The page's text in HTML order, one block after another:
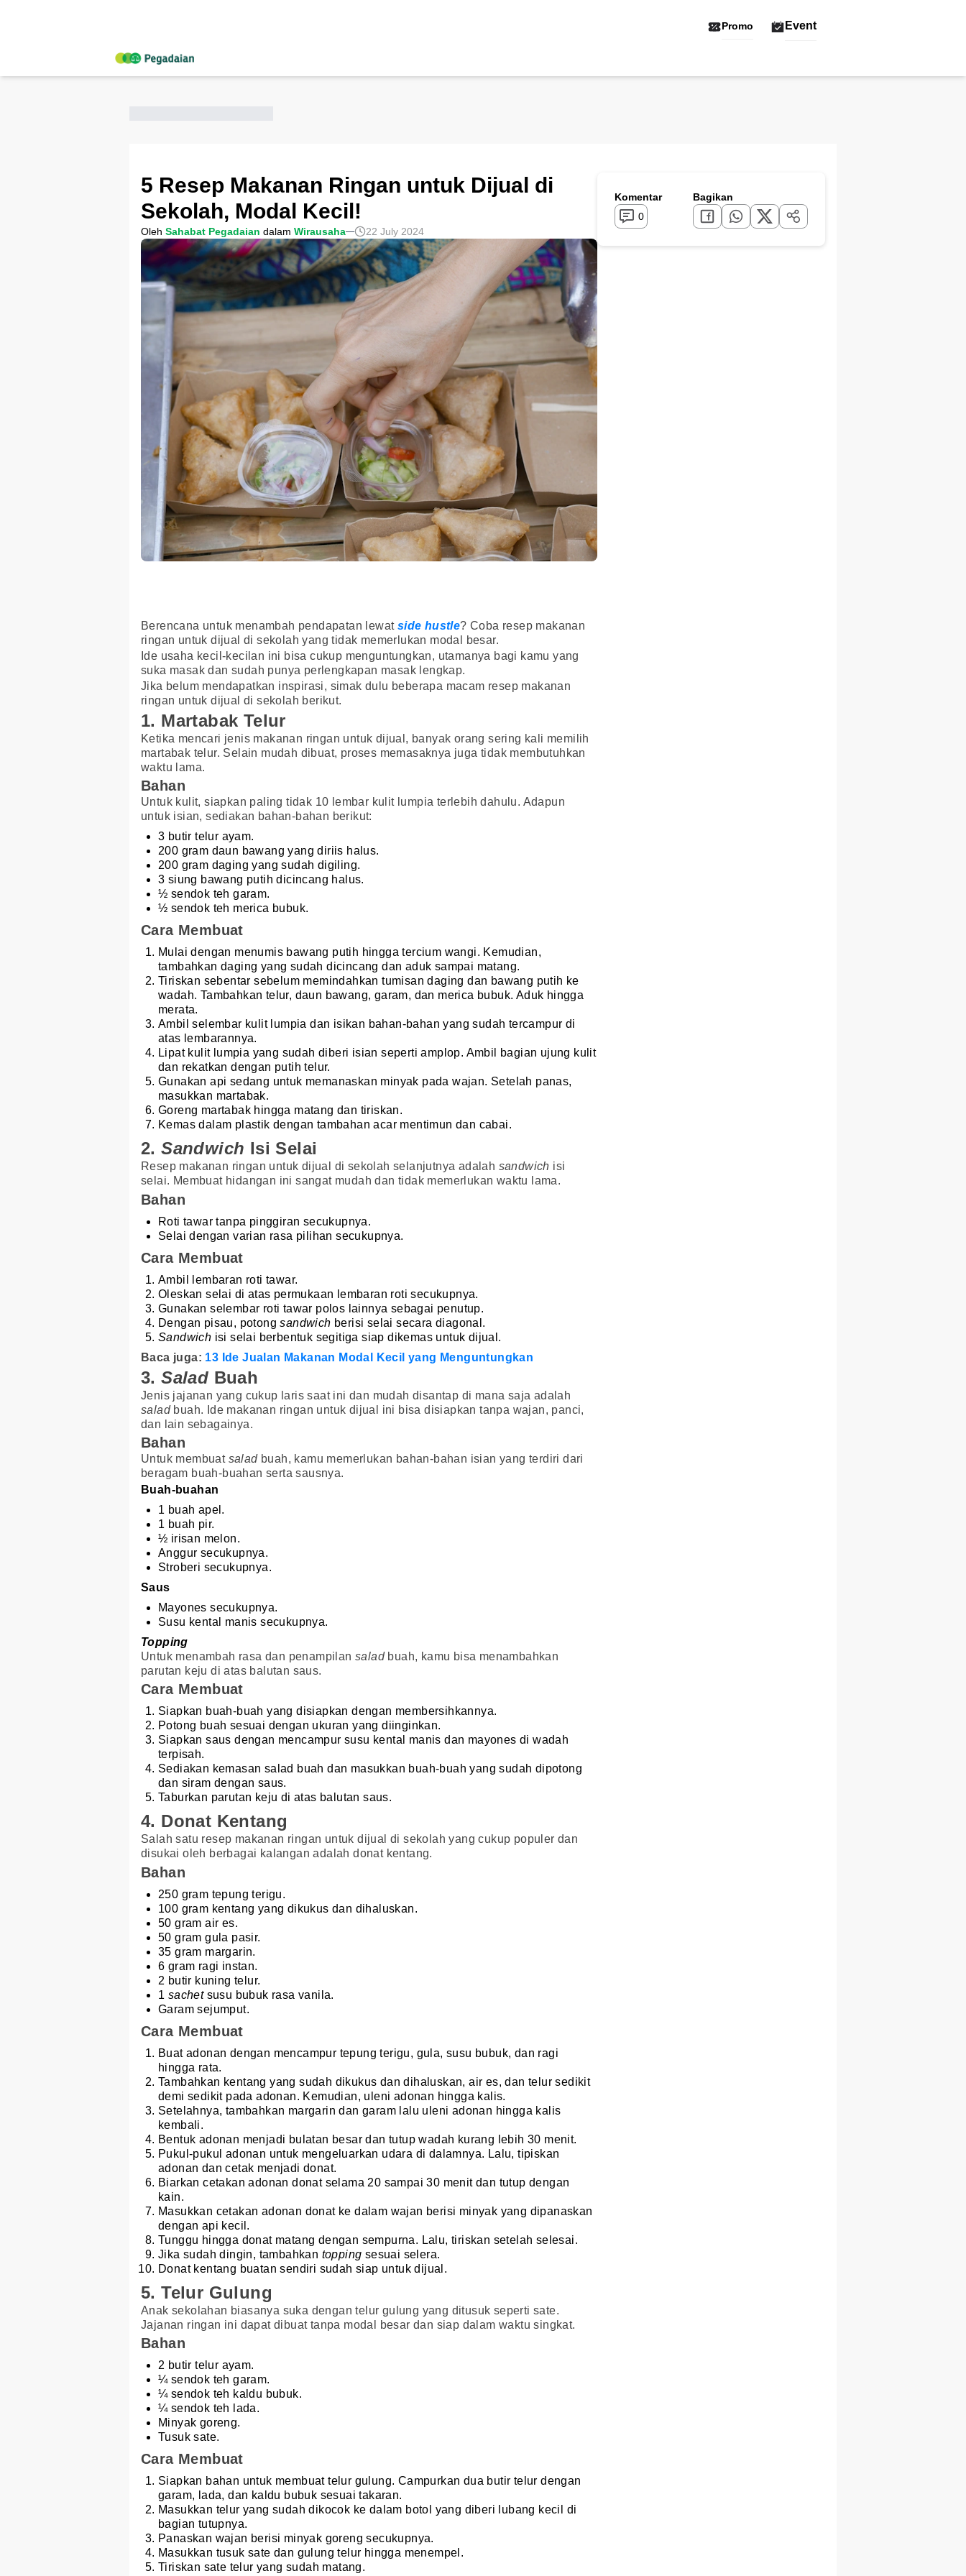
Promo Event
5 Resep Makanan Ringan untuk Dijual di
Sekolah, Modal Kecil!
Oleh Sahabat Pegadaian dalam Wirausaha 22 July 2024
Berencana untuk menambah pendapatan lewat side hustle? Coba resep makanan
ringan untuk dijual di sekolah yang tidak memerlukan modal besar.
Ide usaha kecil-kecilan ini bisa cukup menguntungkan, utamanya bagi kamu yang
suka masak dan sudah punya perlengkapan masak lengkap.
Jika belum mendapatkan inspirasi, simak dulu beberapa macam resep makanan
ringan untuk dijual di sekolah berikut.
1. Martabak Telur
Ketika mencari jenis makanan ringan untuk dijual, banyak orang sering kali memilih
martabak telur. Selain mudah dibuat, proses memasaknya juga tidak membutuhkan
waktu lama.
Bahan
Untuk kulit, siapkan paling tidak 10 lembar kulit lumpia terlebih dahulu. Adapun
untuk isian, sediakan bahan-bahan berikut:
3 butir telur ayam.
200 gram daun bawang yang diriis halus.
200 gram daging yang sudah digiling.
3 siung bawang putih dicincang halus.
½ sendok teh garam.
½ sendok teh merica bubuk.
Cara Membuat
Mulai dengan menumis bawang putih hingga tercium wangi. Kemudian,
tambahkan daging yang sudah dicincang dan aduk sampai matang.
Tiriskan sebentar sebelum memindahkan tumisan daging dan bawang putih ke
wadah. Tambahkan telur, daun bawang, garam, dan merica bubuk. Aduk hingga
merata.
Ambil selembar kulit lumpia dan isikan bahan-bahan yang sudah tercampur di
atas lembarannya.
Lipat kulit lumpia yang sudah diberi isian seperti amplop. Ambil bagian ujung kulit
dan rekatkan dengan putih telur.
Gunakan api sedang untuk memanaskan minyak pada wajan. Setelah panas,
masukkan martabak.
Goreng martabak hingga matang dan tiriskan.
Kemas dalam plastik dengan tambahan acar mentimun dan cabai.
2.Sandwich Isi Selai
Resep makanan ringan untuk dijual di sekolah selanjutnya adalah sandwich isi
selai. Membuat hidangan ini sangat mudah dan tidak memerlukan waktu lama.
Bahan
Roti tawar tanpa pinggiran secukupnya.
Selai dengan varian rasa pilihan secukupnya.
Cara Membuat
Ambil lembaran roti tawar.
Oleskan selai di atas permukaan lembaran roti secukupnya.
Gunakan selembar roti tawar polos lainnya sebagai penutup.
Dengan pisau, potongsandwich berisi selai secara diagonal.
Sandwich isi selai berbentuk segitiga siap dikemas untuk dijual.
Baca juga: 13 Ide Jualan Makanan Modal Kecil yang Menguntungkan
3.Salad Buah
Jenis jajanan yang cukup laris saat ini dan mudah disantap di mana saja adalah
saladbuah. Ide makanan ringan untuk dijual ini bisa disiapkan tanpa wajan, panci,
dan lain sebagainya.
Bahan
Untuk membuat saladbuah, kamu memerlukan bahan-bahan isian yang terdiri dari
beragam buah-buahan serta sausnya.
Buah-buahan
1 buah apel.
1 buah pir.
½ irisan melon.
Anggur secukupnya.
Stroberi secukupnya.
Saus
Mayones secukupnya.
Susu kental manis secukupnya.
Topping
Untuk menambah rasa dan penampilan saladbuah, kamu bisa menambahkan
parutan keju di atas balutan saus.
Cara Membuat
Siapkan buah-buah yang disiapkan dengan membersihkannya.
Potong buah sesuai dengan ukuran yang diinginkan.
Siapkan saus dengan mencampur susu kental manis dan mayones di wadah
terpisah.
Sediakan kemasan salad buah dan masukkan buah-buah yang sudah dipotong
dan siram dengan saus.
Taburkan parutan keju di atas balutan saus.
4. Donat Kentang
Salah satu resep makanan ringan untuk dijual di sekolah yang cukup populer dan
disukai oleh berbagai kalangan adalah donat kentang.
Bahan
250 gram tepung terigu.
100 gram kentang yang dikukus dan dihaluskan.
50 gram air es.
50 gram gula pasir.
35 gram margarin.
6 gram ragi instan.
2 butir kuning telur.
1 sachetsusu bubuk rasa vanila.
Garam sejumput.
Cara Membuat
Buat adonan dengan mencampur tepung terigu, gula, susu bubuk, dan ragi
hingga rata.
Tambahkan kentang yang sudah dikukus dan dihaluskan, air es, dan telur sedikit
demi sedikit pada adonan. Kemudian, uleni adonan hingga kalis.
Setelahnya, tambahkan margarin dan garam lalu uleni adonan hingga kalis
kembali.
Bentuk adonan menjadi bulatan besar dan tutup wadah kurang lebih 30 menit.
Pukul-pukul adonan untuk mengeluarkan udara di dalamnya. Lalu, tipiskan
adonan dan cetak menjadi donat.
Biarkan cetakan adonan donat selama 20 sampai 30 menit dan tutup dengan
kain.
Masukkan cetakan adonan donat ke dalam wajan berisi minyak yang dipanaskan
dengan api kecil.
Tunggu hingga donat matang dengan sempurna. Lalu, tiriskan setelah selesai.
Jika sudah dingin, tambahkan topping sesuai selera.
Donat kentang buatan sendiri sudah siap untuk dijual.
5. Telur Gulung
Anak sekolahan biasanya suka dengan telur gulung yang ditusuk seperti sate.
Jajanan ringan ini dapat dibuat tanpa modal besar dan siap dalam waktu singkat.
Bahan
2 butir telur ayam.
¼ sendok teh garam.
¼ sendok teh kaldu bubuk.
¼ sendok teh lada.
Minyak goreng.
Tusuk sate.
Cara Membuat
Siapkan bahan untuk membuat telur gulung. Campurkan dua butir telur dengan
garam, lada, dan kaldu bubuk sesuai takaran.
Masukkan telur yang sudah dikocok ke dalam botol yang diberi lubang kecil di
bagian tutupnya.
Panaskan wajan berisi minyak goreng secukupnya.
Masukkan tusuk sate dan gulung telur hingga menempel.
Tiriskan sate telur yang sudah matang.
Komentar
0
Bagikan